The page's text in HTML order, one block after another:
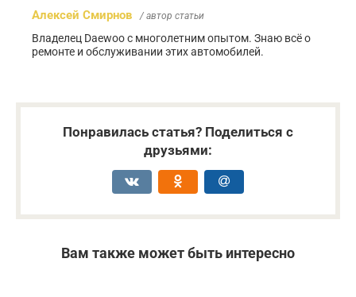
Алексей Смирнов / автор статьи
Владелец Daewoo с многолетним опытом. Знаю всё о
ремонте и обслуживании этих автомобилей.
Понравилась статья? Поделиться с
друзьями:
Вам также может быть интересно